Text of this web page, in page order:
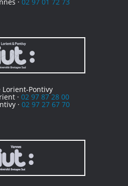
Lorient-Pontivy
· 02 97 87 28 00
· 02 97 27 67 70